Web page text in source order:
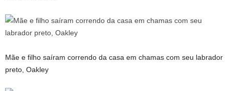
Mãe e filho saíram correndo da casa em chamas com seu labrador
preto, Oakley